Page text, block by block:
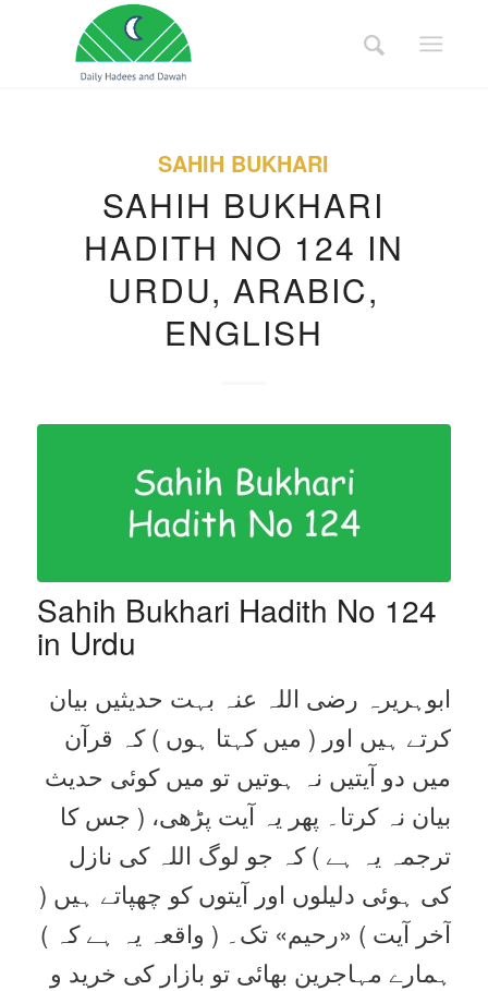
SAHIH BUKHARI
SAHIH BUKHARI
HADITH NO 124 IN
URDU, ARABIC,
ENGLISH
Sahih Bukhari Hadith No 124
in Urdu
ابوہریرہ رضی اللہ عنہ بہت حدیثیں بیان
کرتے ہیں اور ( میں کہتا ہوں ) کہ قرآن
میں دو آیتیں نہ ہوتیں تو میں کوئی حدیث
بیان نہ کرتا۔ پھر یہ آیت پڑھی، ( جس کا
ترجمہ یہ ہے ) کہ جو لوگ اللہ کی نازل
کی ہوئی دلیلوں اور آیتوں کو چھپاتے ہیں (
آخر آیت ) «رحيم‏» تک۔ ( واقعہ یہ ہے کہ )
ہمارے مہاجرین بھائی تو بازار کی خرید و